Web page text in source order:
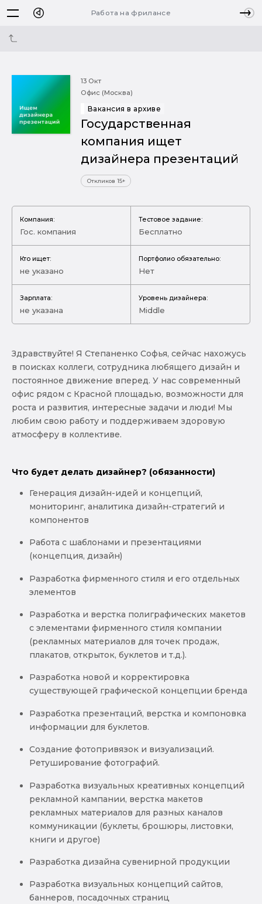
Работа на фрилансе
13 Окт
Офис (Москва)
Вакансия в архиве
Государственная
компания ищет
дизайнера презентаций
Откликов 15+
Компания:
Гос. компания
Тестовое задание:
Бесплатно
Кто ищет:
не указано
Портфолио обязательно:
Нет
Зарплата:
не указана
Уровень дизайнера:
Middle
Здравствуйте! Я Степаненко Софья, сейчас нахожусь
в поисках коллеги, сотрудника любящего дизайн и
постоянное движение вперед. У нас современный
офис рядом с Красной площадью, возможности для
роста и развития, интересные задачи и люди! Мы
любим свою работу и поддерживаем здоровую
атмосферу в коллективе.
Что будет делать дизайнер? (обязанности)
Генерация дизайн-идей и концепций,
мониторинг, аналитика дизайн-стратегий и
компонентов
Работа с шаблонами и презентациями
(концепция, дизайн)
Разработка фирменного стиля и его отдельных
элементов
Разработка и верстка полиграфических макетов
с элементами фирменного стиля компании
(рекламных материалов для точек продаж,
плакатов, открыток, буклетов и т.д.).
Разработка новой и корректировка
существующей графической концепции бренда
Разработка презентаций, верстка и компоновка
информации для буклетов.
Создание фотопривязок и визуализаций.
Ретуширование фотографий.
Разработка визуальных креативных концепций
рекламной кампании, верстка макетов
рекламных материалов для разных каналов
коммуникации (буклеты, брошюры, листовки,
книги и другое)
Разработка дизайна сувенирной продукции
Разработка визуальных концепций сайтов,
баннеров, посадочных страниц